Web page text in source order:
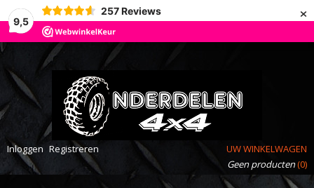
9,5
257 Reviews ×
Inloggen Registreren
UW WINKELWAGEN
Geen producten(0)